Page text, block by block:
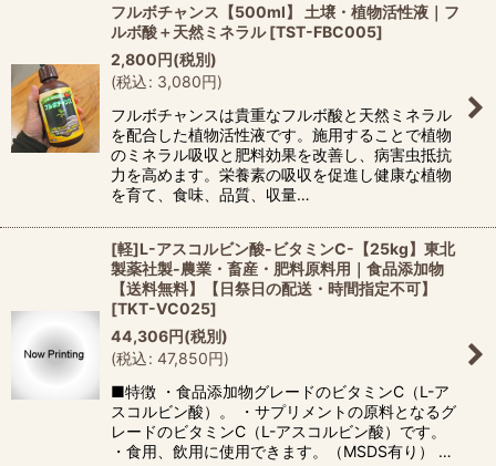
フルボチャンス【500ml】 土壌・植物活性液｜フ
ルボ酸＋天然ミネラル [TST-FBC005]
2,800円(税別)
(税込: 3,080円)
フルボチャンスは貴重なフルボ酸と天然ミネラル
を配合した植物活性液です。施用することで植物
のミネラル吸収と肥料効果を改善し、病害虫抵抗
力を高めます。栄養素の吸収を促進し健康な植物
を育て、食味、品質、収量…
[軽]L-アスコルビン酸-ビタミンC-【25kg】東北
製薬社製-農業・畜産・肥料原料用｜食品添加物
【送料無料】【日祭日の配送・時間指定不可】
[TKT-VC025]
44,306円(税別)
(税込: 47,850円)
■特徴 ・食品添加物グレードのビタミンC（L-ア
スコルビン酸）。 ・サプリメントの原料となるグ
レードのビタミンC（L-アスコルビン酸）です。
・食用、飲用に使用できます。（MSDS有り） …